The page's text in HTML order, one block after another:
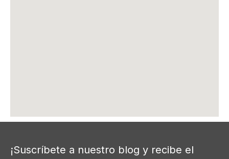
¡Suscríbete a nuestro blog y recibe el